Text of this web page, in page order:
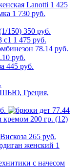
1 425
1 730 руб.
350 руб.
1 475 руб.
78.14 руб.
руб.
445 руб.
77.44
265 руб.
1